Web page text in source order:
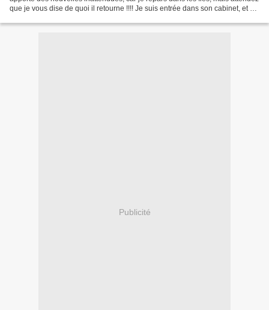
que je vous dise de quoi il retourne !!!! Je suis entrée dans son cabinet, et sa
Publicité